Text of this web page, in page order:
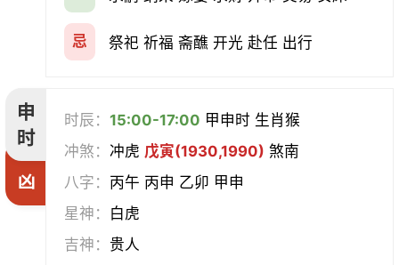
忌 祭祀 祈福 斋醮 开光 赴任 出行
申
时
凶
时辰：15:00-17:00 甲申时 生肖猴
冲煞：冲虎 戊寅(1930,1990) 煞南
八字： 丙午 丙申 乙卯 甲申
星神： 白虎
吉神： 贵人